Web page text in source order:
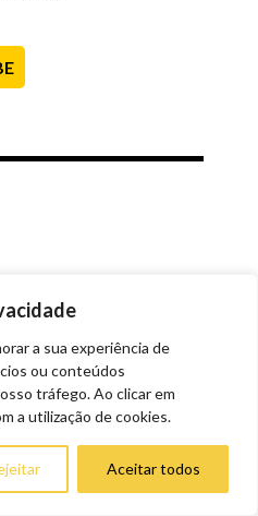
a sua experiência de
ou conteúdos
tráfego. Ao clicar em
a utilização de cookies.
Aceitar todos